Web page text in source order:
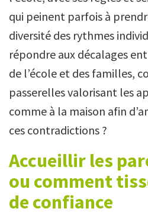
qui peinent parfois à
diversité des rythmes
répondre aux décalages
de l’école et des familles,
passerelles valorisant les
comme à la maison afin
ces contradictions ?
Accueillir les
ou comment
de confiance